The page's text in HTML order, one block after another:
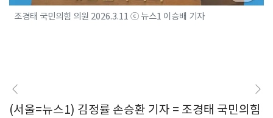
조경태 국민의힘 의원 2026.3.11 ⓒ 뉴스1 이승배 기자
(서울=뉴스1) 김정률 손승환 기자 = 조경태 국민의힘